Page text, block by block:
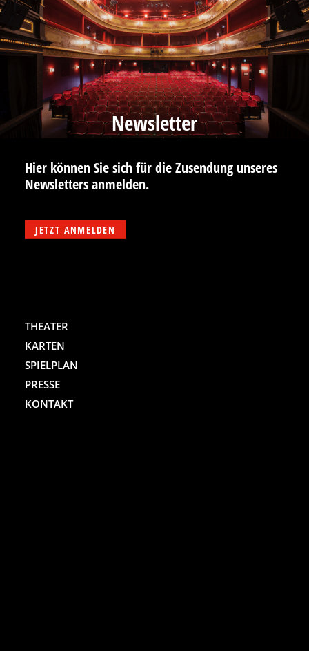
Newsletter
Hier können Sie sich für die Zusendung unseres
Newsletters anmelden.
JETZT ANMELDEN
THEATER
KARTEN
SPIELPLAN
PRESSE
KONTAKT